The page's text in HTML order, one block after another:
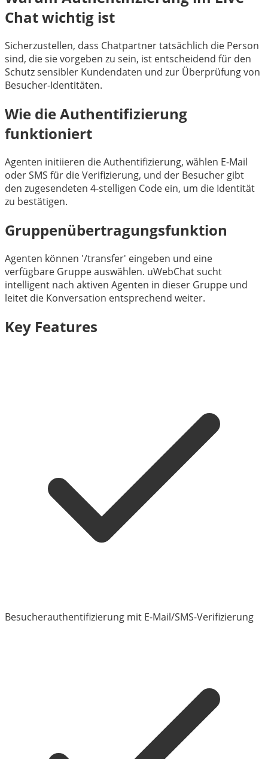
Chat wichtig ist
Sicherzustellen, dass Chatpartner tatsächlich die Person
sind, die sie vorgeben zu sein, ist entscheidend für den
Schutz sensibler Kundendaten und zur Überprüfung von
Besucher-Identitäten.
Wie die Authentifizierung
funktioniert
Agenten initiieren die Authentifizierung, wählen E-Mail
oder SMS für die Verifizierung, und der Besucher gibt
den zugesendeten 4-stelligen Code ein, um die Identität
zu bestätigen.
Gruppenübertragungsfunktion
Agenten können '/transfer' eingeben und eine
verfügbare Gruppe auswählen. uWebChat sucht
intelligent nach aktiven Agenten in dieser Gruppe und
leitet die Konversation entsprechend weiter.
Key Features
Besucherauthentifizierung mit E-Mail/SMS-Verifizierung